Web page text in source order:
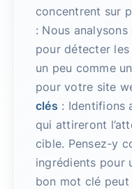
concentrent sur
: Nous
pour détecter
un peu comme
pour votre site
clés : Identifions
qui attireront
cible. Pensez-y
ingrédients pour
bon mot clé